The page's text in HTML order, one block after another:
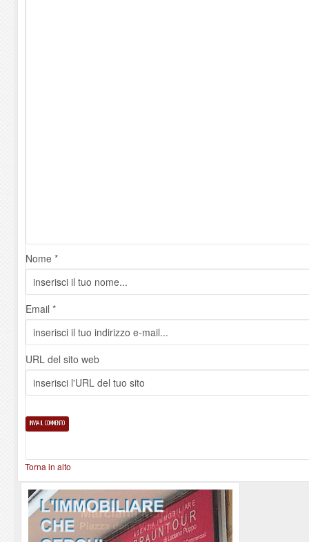
Nome *
Email *
URL del sito web
Torna in alto